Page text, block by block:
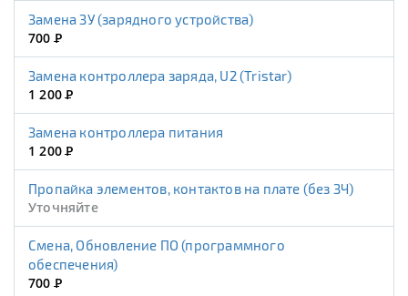
Замена ЗУ (зарядного устройства)
700Р
Замена контроллера заряда, U2 (Tristar)
1 200Р
Замена контроллера питания
1 200Р
Пропайка элементов, контактов на плате (без ЗЧ)
Уточняйте
Смена, Обновление ПО (программного
обеспечения)
700Р